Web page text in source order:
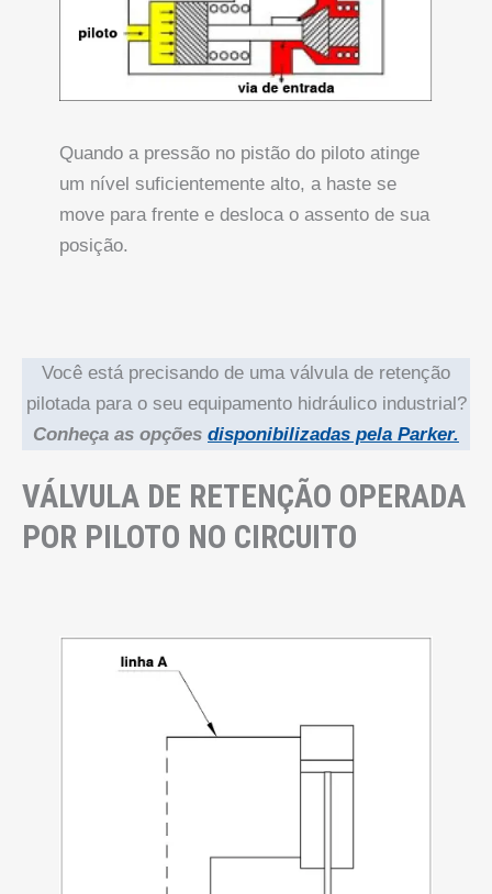
Quando a pressão no pistão do piloto atinge
um nível suficientemente alto, a haste se
move para frente e desloca o assento de sua
posição.
Você está precisando de uma válvula de retenção
pilotada para o seu equipamento hidráulico industrial?
Conheça as opções disponibilizadas pela Parker.
VÁLVULA DE RETENÇÃO OPERADA
POR PILOTO NO CIRCUITO